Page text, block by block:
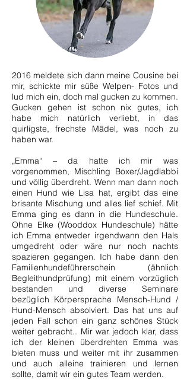
2016 meldete sich dann meine Cousine bei
mir, schickte mir süße Welpen- Fotos und
lud mich ein, doch mal gucken zu kommen.
Gucken gehen ist schon nix gutes, ich
habe mich natürlich verliebt, in das
quirligste, frechste Mädel, was noch zu
haben war.
„Emma“ – da hatte ich mir was
vorgenommen, Mischling Boxer/Jagdlabbi
und völlig überdreht. Wenn man dann noch
einen Hund wie Lisa hat, ergibt das eine
brisante Mischung und alles lief schief. Mit
Emma ging es dann in die Hundeschule.
Ohne Elke (Wooddox Hundeschule) hätte
ich Emma entweder irgendwann den Hals
umgedreht oder wäre nur noch nachts
spazieren gegangen. Ich habe dann den
Familienhundeführerschein (ähnlich
Begleithundprüfung) mit einem vorzüglich
bestanden und diverse Seminare
bezüglich Körpersprache Mensch-Hund /
Hund-Mensch absolviert. Das hat uns auf
jeden Fall schon ein ganz schönes Stück
weiter gebracht.. Mir war jedoch klar, dass
ich der kleinen überdrehten Emma was
bieten muss und weiter mit ihr zusammen
und auch alleine trainieren und lernen
sollte, damit wir ein gutes Team werden.